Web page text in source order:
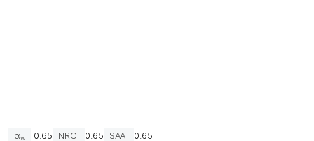
αw 0.65 NRC 0.65 SAA 0.65